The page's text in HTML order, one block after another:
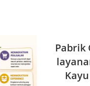
Pabrik